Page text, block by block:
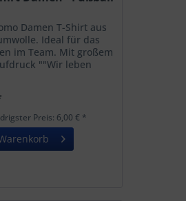
Damen T-Shirt aus
Ideal für das
im Team. Mit großem
""Wir leben
variabel wählbar -
Bestellung unter
angeben. Ab 10
Preis: 6,00 € *